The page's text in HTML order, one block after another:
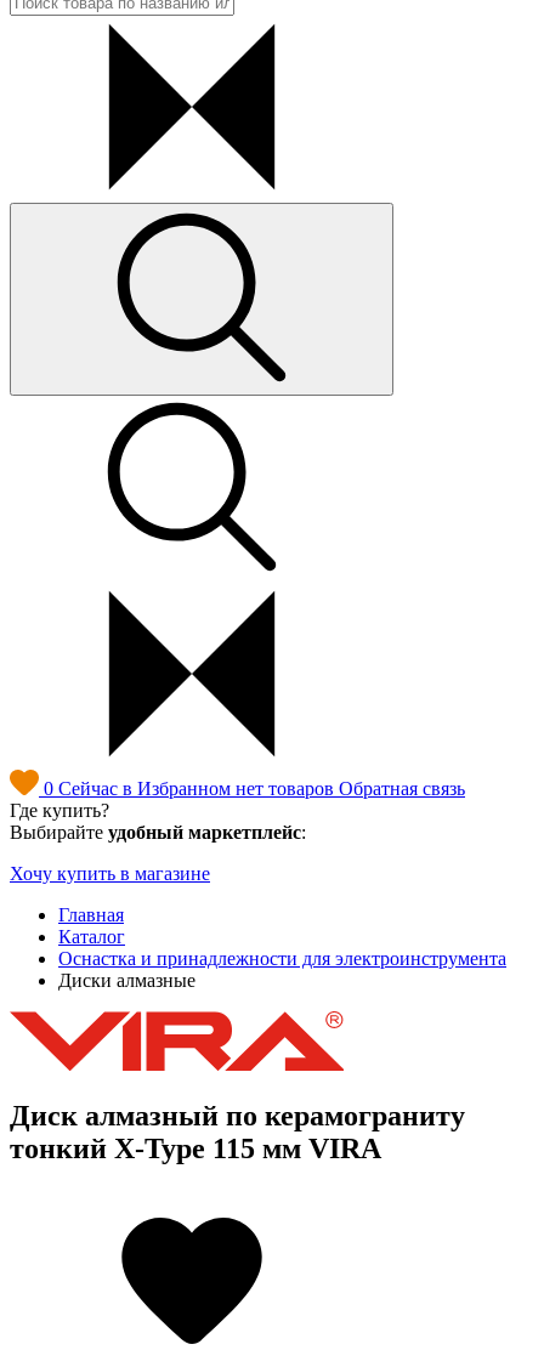
0 Сейчас в Избранном нет товаров Обратная связь
Где купить?
Выбирайте удобный маркетплейс:
Хочу купить в магазине
Главная
Каталог
Оснастка и принадлежности для электроинструмента
Диски алмазные
Диск алмазный по керамограниту
тонкий X-Type 115 мм VIRA